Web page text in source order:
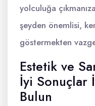
yolculuğa
şeyden önemlisi,
göstermekten
Estetik ve
İyi Sonuçlar
Bulun